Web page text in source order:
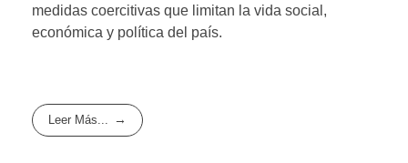
medidas coercitivas que limitan la vida social,
económica y política del país.
Leer Más...